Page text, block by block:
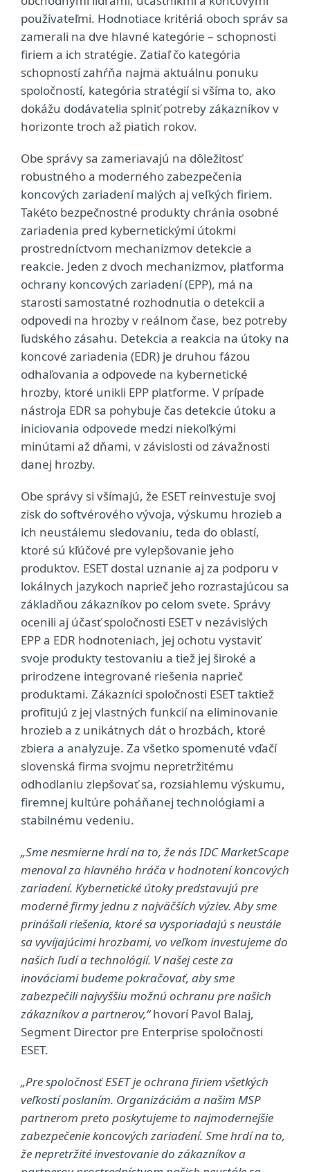
používateľmi. Hodnotiace kritériá oboch správ sa
zamerali na dve hlavné kategórie – schopnosti
firiem a ich stratégie. Zatiaľ čo kategória
schopností zahŕňa najmä aktuálnu ponuku
spoločností, kategória stratégií si všíma to, ako
dokážu dodávatelia splniť potreby zákazníkov v
horizonte troch až piatich rokov.
Obe správy sa zameriavajú na dôležitosť
robustného a moderného zabezpečenia
koncových zariadení malých aj veľkých firiem.
Takéto bezpečnostné produkty chránia osobné
zariadenia pred kybernetickými útokmi
prostredníctvom mechanizmov detekcie a
reakcie. Jeden z dvoch mechanizmov, platforma
ochrany koncových zariadení (EPP), má na
starosti samostatné rozhodnutia o detekcii a
odpovedi na hrozby v reálnom čase, bez potreby
ľudského zásahu. Detekcia a reakcia na útoky na
koncové zariadenia (EDR) je druhou fázou
odhaľovania a odpovede na kybernetické
hrozby, ktoré unikli EPP platforme. V prípade
nástroja EDR sa pohybuje čas detekcie útoku a
iniciovania odpovede medzi niekoľkými
minútami až dňami, v závislosti od závažnosti
danej hrozby.
Obe správy si všímajú, že ESET reinvestuje svoj
zisk do softvérového vývoja, výskumu hrozieb a
ich neustálemu sledovaniu, teda do oblastí,
ktoré sú kľúčové pre vylepšovanie jeho
produktov. ESET dostal uznanie aj za podporu v
lokálnych jazykoch naprieč jeho rozrastajúcou sa
základňou zákazníkov po celom svete. Správy
ocenili aj účasť spoločnosti ESET v nezávislých
EPP a EDR hodnoteniach, jej ochotu vystaviť
svoje produkty testovaniu a tiež jej široké a
prirodzene integrované riešenia naprieč
produktami. Zákazníci spoločnosti ESET taktiež
profitujú z jej vlastných funkcií na eliminovanie
hrozieb a z unikátnych dát o hrozbách, ktoré
zbiera a analyzuje. Za všetko spomenuté vďačí
slovenská firma svojmu nepretržitému
odhodlaniu zlepšovať sa, rozsiahlemu výskumu,
firemnej kultúre poháňanej technológiami a
stabilnému vedeniu.
„Sme nesmierne hrdí na to, že nás IDC MarketScape
menoval za hlavného hráča v hodnotení koncových
zariadení. Kybernetické útoky predstavujú pre
moderné firmy jednu z najväčších výziev. Aby sme
prinášali riešenia, ktoré sa vysporiadajú s neustále
sa vyvíjajúcimi hrozbami, vo veľkom investujeme do
našich ľudí a technológií. V našej ceste za
inováciami budeme pokračovať, aby sme
zabezpečili najvyššiu možnú ochranu pre našich
zákazníkov a partnerov,“hovorí Pavol Balaj,
Segment Director pre Enterprise spoločnosti
ESET.
„Pre spoločnosť ESET je ochrana firiem všetkých
veľkostí poslaním. Organizáciám a našim MSP
partnerom preto poskytujeme to najmodernejšie
zabezpečenie koncových zariadení. Sme hrdí na to,
že nepretržité investovanie do zákazníkov a